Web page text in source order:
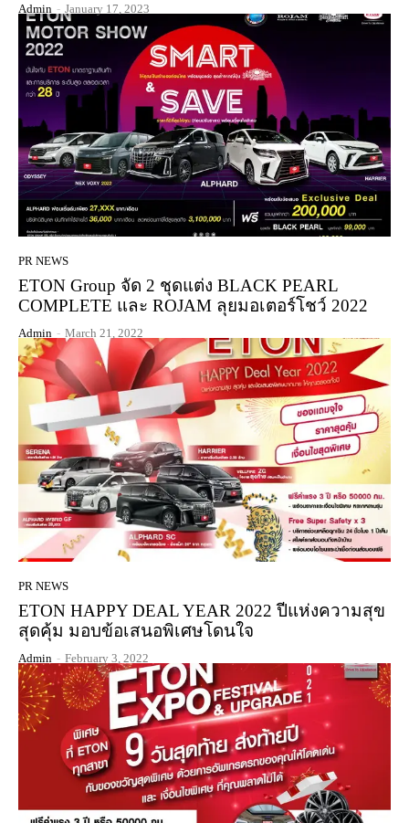
Admin - January 17, 2023
PR NEWS
ETON Group จัด 2 ชุดแต่ง BLACK PEARL
COMPLETE และ ROJAM ลุยมอเตอร์โชว์ 2022
Admin - March 21, 2022
PR NEWS
ETON HAPPY DEAL YEAR 2022 ปีแห่งความสุข
สุดคุ้ม มอบข้อเสนอพิเศษโดนใจ
Admin - February 3, 2022